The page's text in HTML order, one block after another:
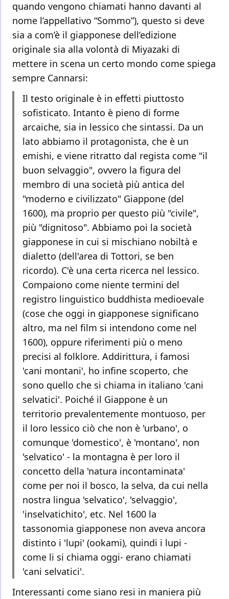
quando vengono chiamati hanno davanti al
nome l’appellativo “Sommo”), questo si deve
sia a com’è il giapponese dell’edizione
originale sia alla volontà di Miyazaki di
mettere in scena un certo mondo come spiega
sempre Cannarsi:
Il testo originale è in effetti piuttosto
sofisticato. Intanto è pieno di forme
arcaiche, sia in lessico che sintassi. Da un
lato abbiamo il protagonista, che è un
emishi, e viene ritratto dal regista come "il
buon selvaggio", ovvero la figura del
membro di una società più antica del
"moderno e civilizzato" Giappone (del
1600), ma proprio per questo più "civile",
più "dignitoso". Abbiamo poi la società
giapponese in cui si mischiano nobiltà e
dialetto (dell'area di Tottori, se ben
ricordo). C'è una certa ricerca nel lessico.
Compaiono come niente termini del
registro linguistico buddhista medioevale
(cose che oggi in giapponese significano
altro, ma nel film si intendono come nel
1600), oppure riferimenti più o meno
precisi al folklore. Addirittura, i famosi
'cani montani', ho infine scoperto, che
sono quello che si chiama in italiano 'cani
selvatici'. Poiché il Giappone è un
territorio prevalentemente montuoso, per
il loro lessico ciò che non è 'urbano', o
comunque 'domestico', è 'montano', non
'selvatico' - la montagna è per loro il
concetto della 'natura incontaminata'
come per noi il bosco, la selva, da cui nella
nostra lingua 'selvatico', 'selvaggio',
'inselvatichito', etc. Nel 1600 la
tassonomia giapponese non aveva ancora
distinto i 'lupi' (ookami), quindi i lupi -
come li si chiama oggi- erano chiamati
'cani selvatici'.
Interessanti come siano resi in maniera più